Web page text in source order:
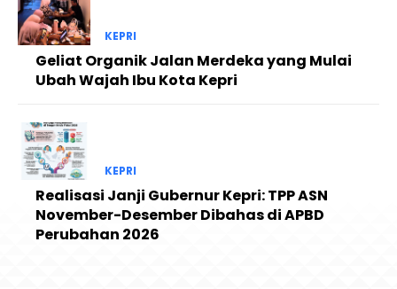
KEPRI
Geliat Organik Jalan Merdeka yang Mulai
Ubah Wajah Ibu Kota Kepri
KEPRI
Realisasi Janji Gubernur Kepri: TPP ASN
November-Desember Dibahas di APBD
Perubahan 2026